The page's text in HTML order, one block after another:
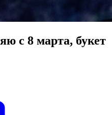
с 8 марта, букет